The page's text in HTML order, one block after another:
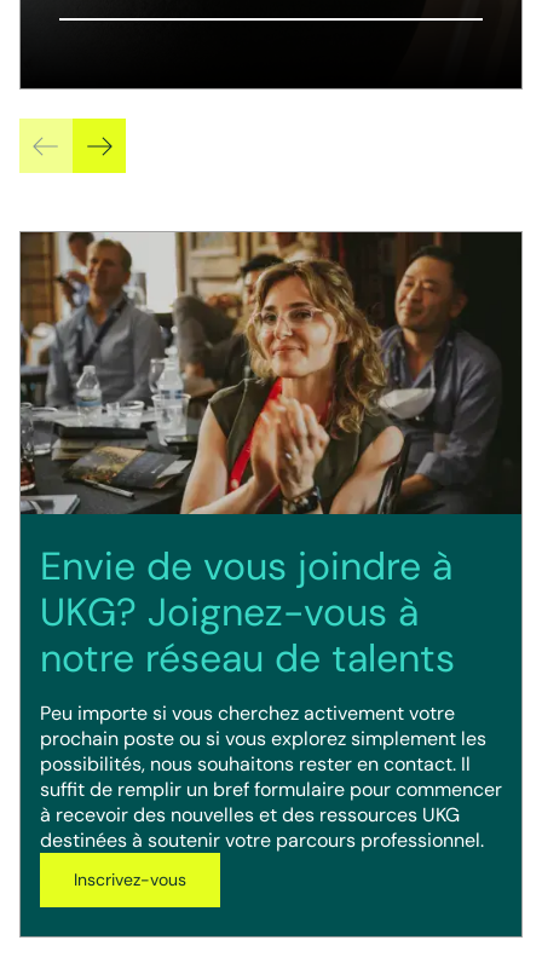
Envie de vous joindre à
UKG? Joignez-vous à
notre réseau de talents
Peu importe si vous cherchez activement votre
prochain poste ou si vous explorez simplement les
possibilités, nous souhaitons rester en contact. Il
suffit de remplir un bref formulaire pour commencer
à recevoir des nouvelles et des ressources UKG
destinées à soutenir votre parcours professionnel.
Inscrivez-vous